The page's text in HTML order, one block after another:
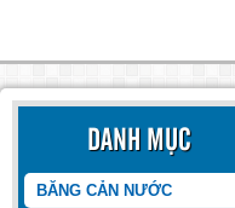
DANH MỤC
BĂNG CẢN NƯỚC